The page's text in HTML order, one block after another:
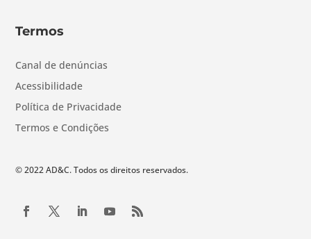
Termos
Canal de denúncias
Acessibilidade
Política de Privacidade
Termos e Condições
© 2022 AD&C. Todos os direitos reservados.